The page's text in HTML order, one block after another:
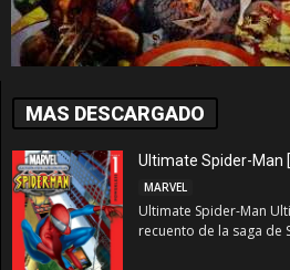
MAS DESCARGADO
Ultimate Spider-Man
MARVEL
Ultimate Spider-Man
recuento de la saga de